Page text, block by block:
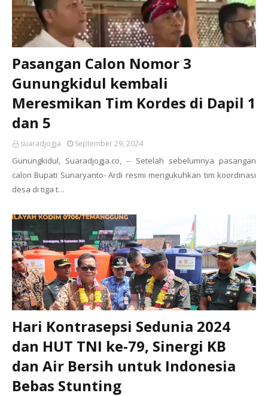
Pasangan Calon Nomor 3
Gunungkidul kembali
Meresmikan Tim Kordes di Dapil 1
dan 5
suaradjogja September 29, 2024
Gunungkidul, Suaradjogja.co, -- Setelah sebelumnya pasangan
calon Bupati Sunaryanto- Ardi resmi mengukuhkan tim koordinasi
desa di tiga t…
Hari Kontrasepsi Sedunia 2024
dan HUT TNI ke-79, Sinergi KB
dan Air Bersih untuk Indonesia
Bebas Stunting